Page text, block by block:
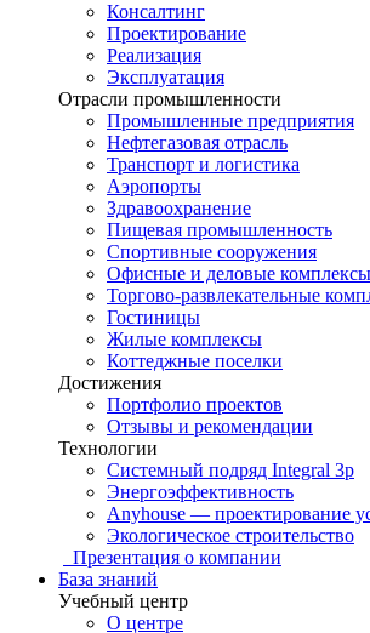
Консалтинг
Проектирование
Реализация
Эксплуатация
Отрасли промышленности
Промышленные предприятия
Нефтегазовая отрасль
Транспорт и логистика
Аэропорты
Здравоохранение
Пищевая промышленность
Спортивные сооружения
Офисные и деловые комплексы
Торгово-развлекательные
Гостиницы
Жилые комплексы
Коттеджные поселки
Достижения
Портфолио проектов
Отзывы и рекомендации
Технологии
Системный подряд Integral 3p
Энергоэффективность
Anyhouse — проектирование
Экологическое строительство
Презентация о компании
База знаний
Учебный центр
О центре